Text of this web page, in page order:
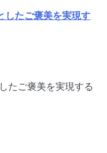
したご褒美を実現す
たご褒美を実現する